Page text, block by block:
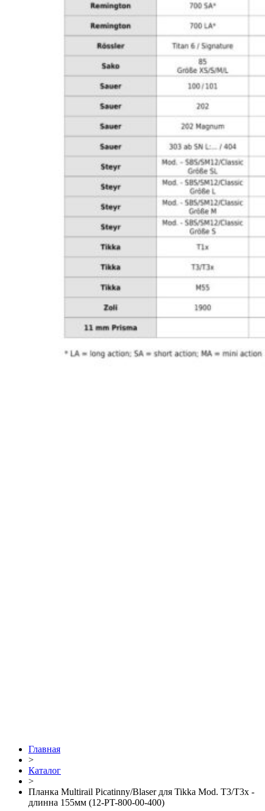
Главная
>
Каталог
>
Планка Multirail Picatinny/Blaser для Tikka Mod. T3/T3x -
длинна 155мм (12-PT-800-00-400)